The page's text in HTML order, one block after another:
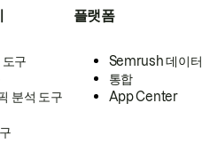
구
분석 도구
플랫폼
Semrush 데이터
통합
App Center